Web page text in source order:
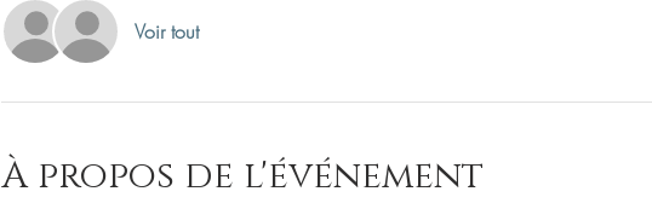
Voir tout
À propos de l'événement